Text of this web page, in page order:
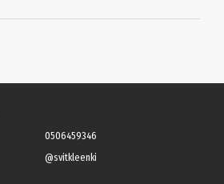
0506459346
@svitkleenki